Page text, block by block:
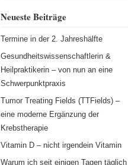
Neueste Beiträge
Termine in der 2. Jahreshälfte
Gesundheitswissenschaftlerin &
Heilpraktikerin – von nun an eine
Schwerpunktpraxis
Tumor Treating Fields (TTFields) –
eine moderne Ergänzung der
Krebstherapie
Vitamin D – nicht irgendein Vitamin
Warum ich seit einigen Tagen täglich